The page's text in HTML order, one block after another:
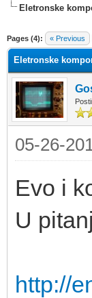
Eletronske
Pages (4): « Previous
Eletronske
05-26-
Evo i
U
http://